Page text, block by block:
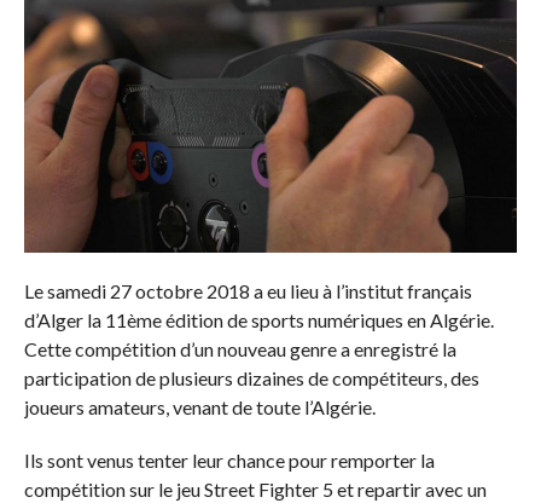
Le samedi 27 octobre 2018 a eu lieu à l’institut français
d’Alger la 11ème édition de sports numériques en Algérie.
Cette compétition d’un nouveau genre a enregistré la
participation de plusieurs dizaines de compétiteurs, des
joueurs amateurs, venant de toute l’Algérie.
Ils sont venus tenter leur chance pour remporter la
compétition sur le jeu Street Fighter 5 et repartir avec un